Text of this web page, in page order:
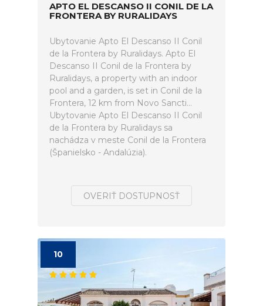
APTO EL DESCANSO II CONIL DE LA
FRONTERA BY RURALIDAYS
Ubytovanie Apto El Descanso II Conil
de la Frontera by Ruralidays. Apto El
Descanso II Conil de la Frontera by
Ruralidays, a property with an indoor
pool and a garden, is set in Conil de la
Frontera, 12 km from Novo Sancti...
Ubytovanie Apto El Descanso II Conil
de la Frontera by Ruralidays sa
nachádza v meste Conil de la Frontera
(Španielsko - Andalúzia).
OVERIŤ DOSTUPNOSŤ
10